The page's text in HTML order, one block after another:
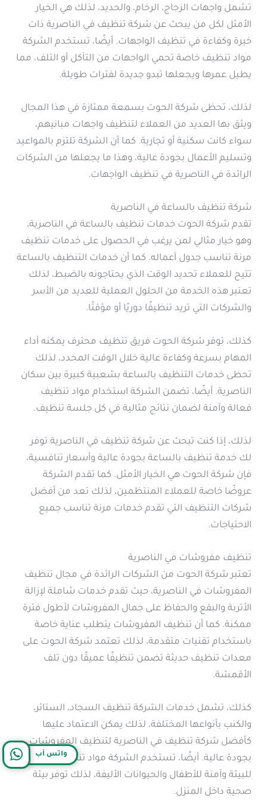
تشمل واجهات الزجاج، الرخام، والحديد، لذلك هي الخيار
الأمثل لكل من يبحث عن شركة تنظيف في الناصرية ذات
خبرة وكفاءة في تنظيف الواجهات. أيضًا، تستخدم الشركة
مواد تنظيف خاصة تحمي الواجهات من التآكل أو التلف، مما
يطيل عمرها ويجعلها تبدو جديدة لفترات طويلة.
لذلك، تحظى شركة الحوت بسمعة ممتازة في هذا المجال
ويثق بها العديد من العملاء لتنظيف واجهات مبانيهم،
سواء كانت سكنية أو تجارية. كما أن الشركة تلتزم بالمواعيد
وتسليم الأعمال بجودة عالية، وهذا ما يجعلها من الشركات
الرائدة في الناصرية في تنظيف الواجهات.
شركة تنظيف بالساعة في الناصرية
تقدم شركة الحوت خدمات تنظيف بالساعة في الناصرية،
وهو خيار مثالي لمن يرغب في الحصول على خدمات تنظيف
مرنة تناسب جدول أعماله. كما أن خدمات التنظيف بالساعة
تتيح للعملاء تحديد الوقت الذي يحتاجونه بالضبط، لذلك
تعتبر هذه الخدمة من الحلول العملية للعديد من الأسر
والشركات التي تريد تنظيفًا دوريًا أو مؤقتًا.
كذلك، توفر شركة الحوت فريق تنظيف محترف يمكنه أداء
المهام بسرعة وكفاءة عالية خلال الوقت المحدد، لذلك
تحظى خدمات التنظيف بالساعة بشعبية كبيرة بين سكان
الناصرية. أيضًا، تضمن الشركة استخدام مواد تنظيف
فعالة وآمنة لضمان نتائج مثالية في كل جلسة تنظيف.
لذلك، إذا كنت تبحث عن شركة تنظيف في الناصرية توفر
لك خدمة تنظيف بالساعة بجودة عالية وأسعار تنافسية،
فإن شركة الحوت هي الخيار الأمثل. كما تقدم الشركة
عروضًا خاصة للعملاء المنتظمين، لذلك تعد من أفضل
شركات التنظيف التي تقدم خدمات مرنة تناسب جميع
الاحتياجات.
تنظيف مفروشات في الناصرية
تعتبر شركة الحوت من الشركات الرائدة في مجال تنظيف
المفروشات في الناصرية، حيث تقدم خدمات شاملة لإزالة
الأتربة والبقع والحفاظ على جمال المفروشات لأطول فترة
ممكنة. كما أن تنظيف المفروشات يتطلب عناية خاصة
باستخدام تقنيات متقدمة، لذلك تعتمد شركة الحوت على
معدات تنظيف حديثة تضمن تنظيفًا عميقًا دون تلف
الأقمشة.
كذلك، تشمل خدمات الشركة تنظيف السجاد، الستائر،
والكنب بأنواعها المختلفة، لذلك يمكن الاعتماد عليها
كأفضل شركة تنظيف في الناصرية لتنظيف المفروشات
بجودة عالية. أيضًا، تستخدم الشركة مواد تنظيف صديقة
للبيئة وآمنة للأطفال والحيوانات الأليفة، لذلك توفر بيئة
صحية داخل المنزل.
واتس آب